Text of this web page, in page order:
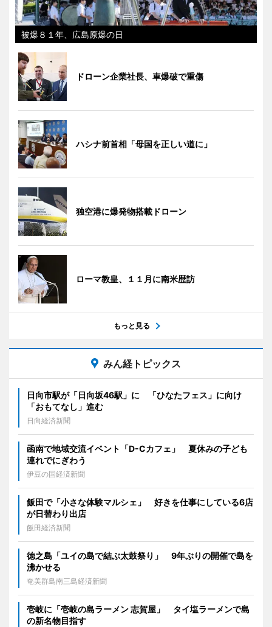
被爆８１年、広島原爆の日
ドローン企業社長、車爆破で重傷
ハシナ前首相「母国を正しい道に」
独空港に爆発物搭載ドローン
ローマ教皇、１１月に南米歴訪
もっと見る
みん経トピックス
日向市駅が「日向坂46駅」に 「ひなたフェス」に向け
「おもてなし」進む
日向経済新聞
函南で地域交流イベント「D-Cカフェ」 夏休みの子ども
連れでにぎわう
伊豆の国経済新聞
飯田で「小さな体験マルシェ」 好きを仕事にしている6店
が日替わり出店
飯田経済新聞
徳之島「ユイの島で結ぶ太鼓祭り」 9年ぶりの開催で島を
沸かせる
奄美群島南三島経済新聞
壱岐に「壱岐の島ラーメン 志賀屋」 タイ塩ラーメンで島
の新名物目指す